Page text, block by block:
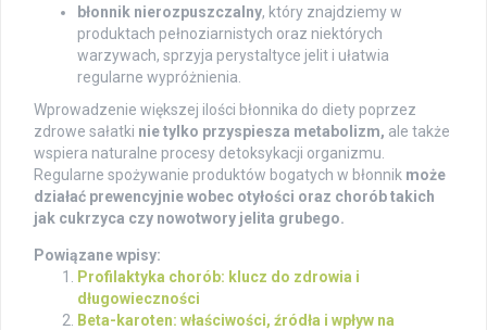
błonnik nierozpuszczalny, który znajdziemy w
produktach pełnoziarnistych oraz niektórych
warzywach, sprzyja perystaltyce jelit i ułatwia
regularne wypróżnienia.
Wprowadzenie większej ilości błonnika do diety poprzez
zdrowe sałatki nie tylko przyspiesza metabolizm, ale także
wspiera naturalne procesy detoksykacji organizmu.
Regularne spożywanie produktów bogatych w błonnik może
działać prewencyjnie wobec otyłości oraz chorób takich
jak cukrzyca czy nowotwory jelita grubego.
Powiązane wpisy:
Profilaktyka chorób: klucz do zdrowia i
długowieczności
Beta-karoten: właściwości, źródła i wpływ na